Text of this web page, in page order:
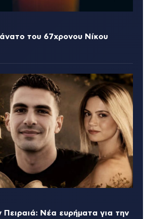
του 67χρονου Νίκου
Πειραιά: Νέα ευρήματα για την